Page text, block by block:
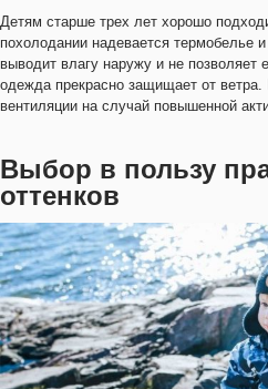
Детям старше трех лет хорошо
похолодании надевается
выводит влагу наружу и не позволяет
одежда прекрасно защищает от
вентиляции на случай повышенной
Выбор в пользу
оттенков